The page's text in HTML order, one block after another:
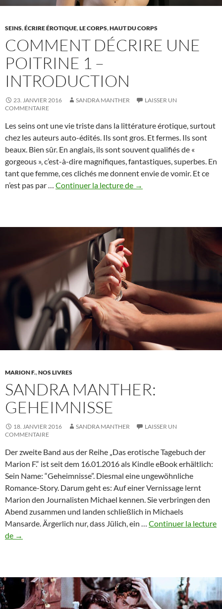
SEINS,ÉCRIRE ÉROTIQUE,LE CORPS,HAUT DU CORPS
COMMENT DÉCRIRE UNE
POITRINE 1 –
INTRODUCTION
23. JANVIER 2016 SANDRA MANTHER
LAISSER UN
COMMENTAIRE
Les seins ont une vie triste dans la littérature érotique, surtout
chez les auteurs auto-édités. Ils sont gros. Et fermes. Ils sont
beaux. Bien sûr. En anglais, ils sont souvent qualifiés de «
gorgeous », c’est-à-dire magnifiques, fantastiques, superbes. En
tant que femme, ces clichés me donnent envie de vomir. Et ce
n’est pas par … Continuer la lecture de Comment
→
MARION F.,NOS LIVRES
SANDRA MANTHER:
GEHEIMNISSE
18. JANVIER 2016 SANDRA MANTHER
LAISSER UN
COMMENTAIRE
Der zweite Band aus der Reihe „Das erotische Tagebuch der
Marion F.“ ist seit dem 16.01.2016 als Kindle eBook erhältlich:
Sein Name: “Geheimnisse”. Diesmal eine ungewöhnliche
Romance-Story. Darum geht es: Auf einer Vernissage lernt
Marion den Journalisten Michael kennen. Sie verbringen den
Abend zusammen und landen schließlich in Michaels
Mansarde. Ärgerlich nur, dass Jülich, ein … Continuer la lecture
de Sandra
→